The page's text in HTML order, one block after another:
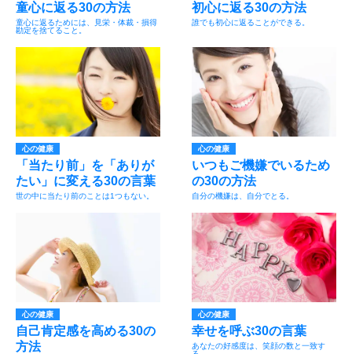
童心に返る30の方法
童心に返るためには、見栄・体裁・損得
勘定を捨てること。
初心に返る30の方法
誰でも初心に返ることができる。
心の健康
「当たり前」を「ありが
たい」に変える30の言葉
世の中に当たり前のことは1つもない。
心の健康
いつもご機嫌でいるため
の30の方法
自分の機嫌は、自分でとる。
心の健康
自己肯定感を高める30の
方法
心の健康
幸せを呼ぶ30の言葉
あなたの好感度は、笑顔の数と一致す